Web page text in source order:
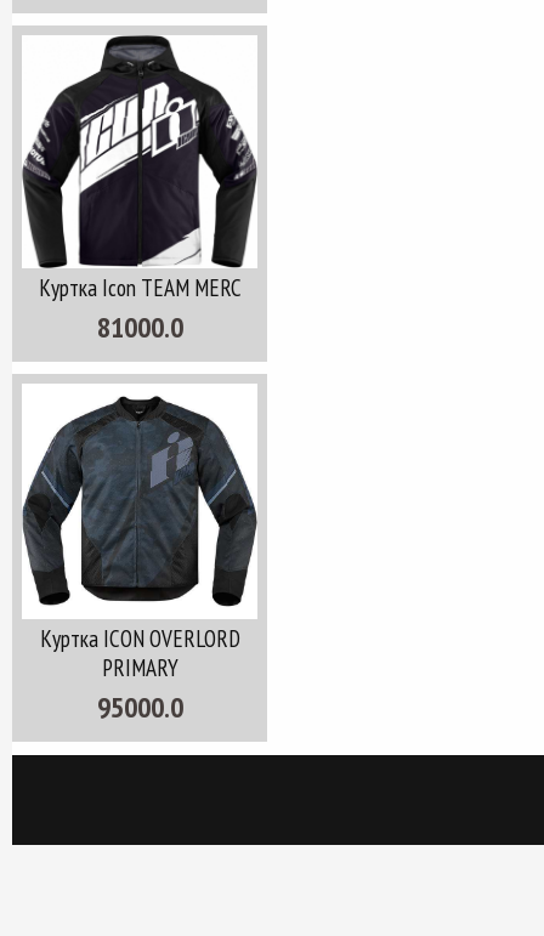
Куртка Icon TEAM MERC
81000.0
Куртка ICON OVERLORD
PRIMARY
95000.0